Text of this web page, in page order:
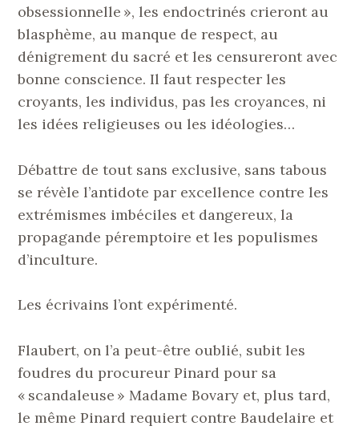
obsessionnelle », les endoctrinés crieront au
blasphème, au manque de respect, au
dénigrement du sacré et les censureront avec
bonne conscience. Il faut respecter les
croyants, les individus, pas les croyances, ni
les idées religieuses ou les idéologies…
Débattre de tout sans exclusive, sans tabous
se révèle l’antidote par excellence contre les
extrémismes imbéciles et dangereux, la
propagande péremptoire et les populismes
d’inculture.
Les écrivains l’ont expérimenté.
Flaubert, on l’a peut-être oublié, subit les
foudres du procureur Pinard pour sa
« scandaleuse » Madame Bovary et, plus tard,
le même Pinard requiert contre Baudelaire et